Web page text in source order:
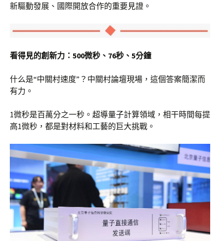
新驅動發展、國際開放合作的重要見證。
看得見的創新力：500微秒、76秒、5分鐘
什么是“中關村速度”？中關村論壇現場，這個答案簡潔而
有力。
1微秒是百萬分之一秒。超導量子計算領域，相干時間每提
高1微秒，都是對材料和工藝的巨大挑戰。